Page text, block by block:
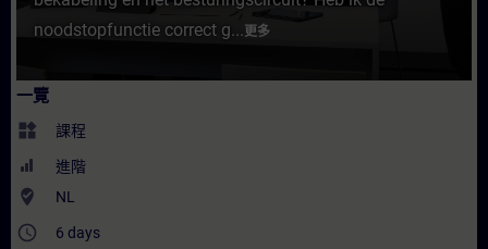
noodstopfunctie correct g...更多
一覽
widgets 課程
進階
where_to_vote NL
access_time 6 days